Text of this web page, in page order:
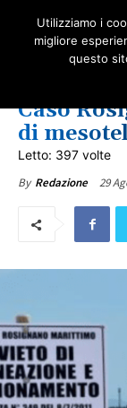
COMUNICATI ONA
PREPENSIONAMENTO
Caso
di
Letto: 397 volte
By Redazione 29
Utilizziamo i
migliore
questo